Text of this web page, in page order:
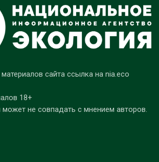
сайта ссылка на nia.eco
18+
не совпадать с мнением авторов.